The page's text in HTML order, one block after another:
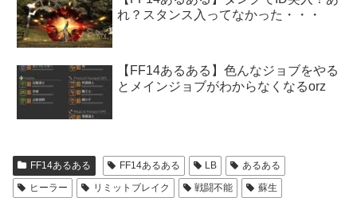
れ？スタンス入ってなかった・・・
【FF14あるある】色んなジョブをやる
とメインジョブがわからなくなるorz
FF14あるある FF14あるある LB
あるある
ヒーラー
リミットブレイク 戦闘不能 蘇生